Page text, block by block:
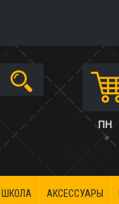
ПН
•
ШКОЛА АКСЕССУАРЫ